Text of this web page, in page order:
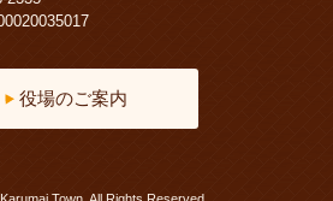
役場のご案内